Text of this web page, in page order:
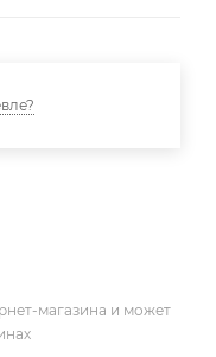
магазина и может